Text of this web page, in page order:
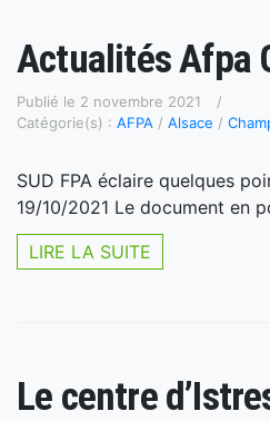
Actualités Afpa
Publié le 2 novembre 2021
Catégorie(s) : AFPA / Alsace /
SUD FPA éclaire quelques
19/10/2021 Le document en
LIRE LA SUITE
Le centre